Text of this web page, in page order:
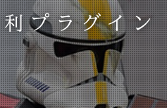
プラグイン